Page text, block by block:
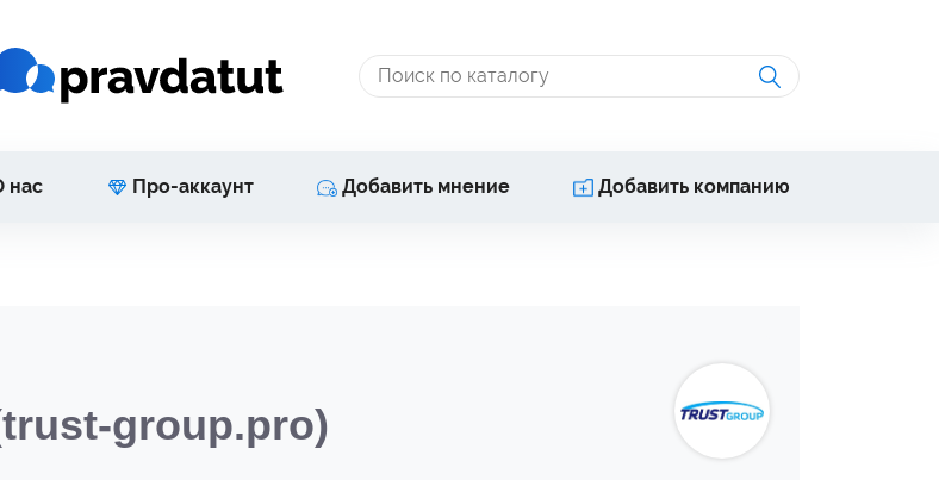
нас Про-аккаунт Добавить мнение Добавить компанию
group.pro)